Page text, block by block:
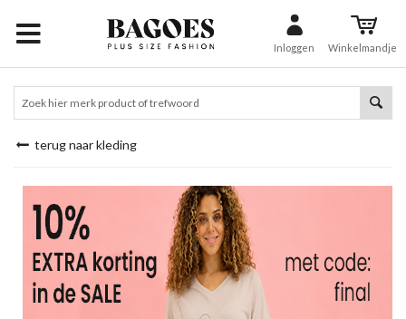
Inloggen Winkelmandje
terug naar kleding